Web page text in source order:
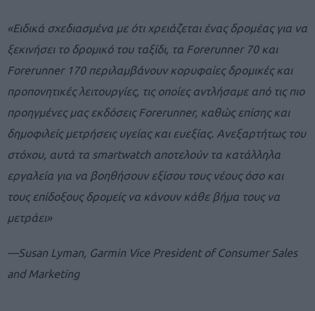
«Ειδικά σχεδιασμένα με ότι χρειάζεται ένας δρομέας για να
ξεκινήσει το δρομικό του ταξίδι, τα Forerunner70 και
Forerunner170 περιλαμβάνουν κορυφαίες δρομικές και
προπονητικές λειτουργίες, τις οποίες αντλήσαμε από τις πιο
προηγμένες μας εκδόσεις Forerunner, καθώς επίσης και
δημοφιλείς μετρήσεις υγείας και ευεξίας. Ανεξαρτήτως του
στόχου, αυτά τα smartwatch αποτελούν τα κατάλληλα
εργαλεία για να βοηθήσουν εξίσου τους νέους όσο και
τους επίδοξους δρομείς να κάνουν κάθε βήμα τους να
μετράει»
—Susan Lyman, Garmin Vice President of Consumer Sales
and Marketing